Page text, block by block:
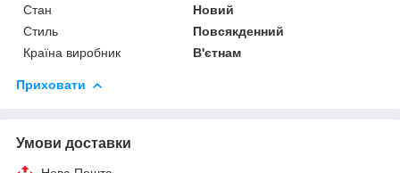
Стан
Новий
Стиль
Повсякденний
Країна виробник
В'єтнам
Приховати
Умови доставки